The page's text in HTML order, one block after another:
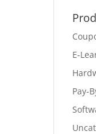
E-
Pay-